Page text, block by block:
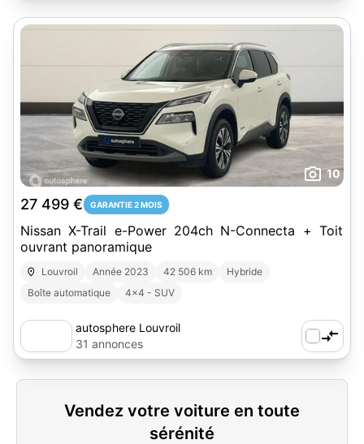
10
27 499 € GARANTIE 2 MOIS
Nissan X-Trail e-Power 204ch N-Connecta + Toit
ouvrant panoramique
Louvroil Année 2023 42 506 km
Hybride
Boîte automatique
4x4 - SUV
autosphere Louvroil
31 annonces
Vendez votre voiture en toute
sérénité